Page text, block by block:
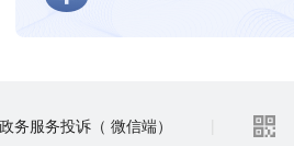
务服务投诉（ 微信端）